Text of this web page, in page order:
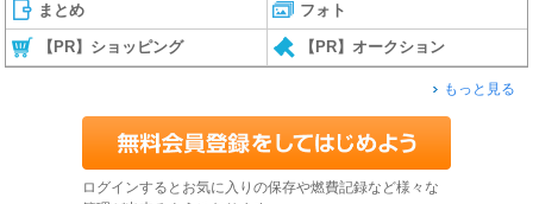
まとめ フォト
【PR】ショッピング 【PR】オークション
もっと見る
ログインするとお気に入りの保存や燃費記録など様々な